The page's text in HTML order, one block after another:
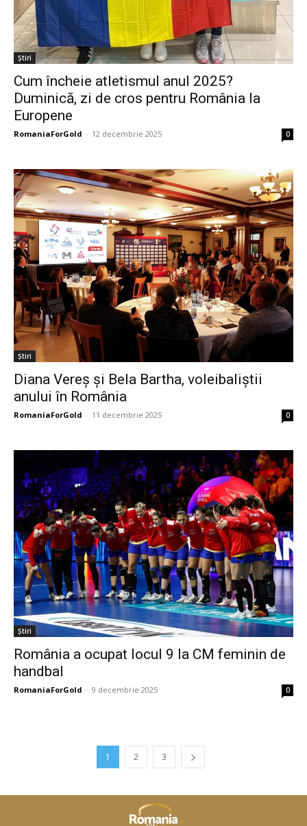
Știri
Cum încheie atletismul anul 2025?
Duminică, zi de cros pentru România la
Europene
RomaniaForGold - 12 decembrie 2025 0
Știri
Diana Vereș și Bela Bartha, voleibaliștii
anului în România
RomaniaForGold - 11 decembrie 2025 0
Știri
România a ocupat locul 9 la CM feminin de
handbal
RomaniaForGold - 9 decembrie 2025 0
1 2 3